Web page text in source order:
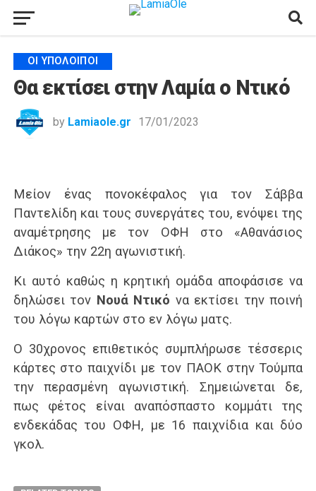
ΟΙ ΥΠΌΛΟΙΠΟΙ
Θα εκτίσει στην Λαμία ο Ντικό
by Lamiaole.gr 17/01/2023
Μείον ένας πονοκέφαλος για τον Σάββα
Παντελίδη και τους συνεργάτες του, ενόψει της
αναμέτρησης με τον ΟΦΗ στο «Αθανάσιος
Διάκος» την 22η αγωνιστική.
Κι αυτό καθώς η κρητική ομάδα αποφάσισε να
δηλώσει τον Νουά Ντικό να εκτίσει την ποινή
του λόγω καρτών στο εν λόγω ματς.
Ο 30χρονος επιθετικός συμπλήρωσε τέσσερις
κάρτες στο παιχνίδι με τον ΠΑΟΚ στην Τούμπα
την περασμένη αγωνιστική. Σημειώνεται δε,
πως φέτος είναι αναπόσπαστο κομμάτι της
ενδεκάδας του ΟΦΗ, με 16 παιχνίδια και δύο
γκολ.